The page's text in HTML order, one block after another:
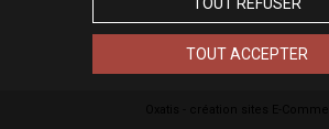
TOUT ACCEPTER